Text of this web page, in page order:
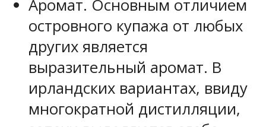
Аромат. Основным отличием
островного купажа от любых
других является
выразительный аромат. В
ирландских вариантах, ввиду
многократной дистилляции,